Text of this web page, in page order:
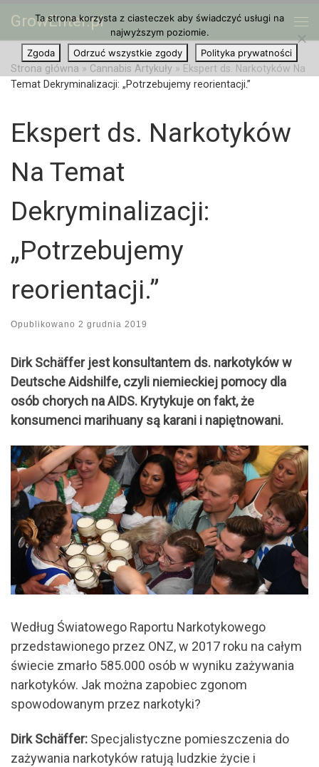
Przejdź do treści
GrowEnter.pl
Strona główna » Cannabis Artykuły » Ekspert ds. Narkotyków Na
Temat Dekryminalizacji: „Potrzebujemy reorientacji.”
Ekspert ds. Narkotyków
Na Temat
Dekryminalizacji:
„Potrzebujemy
reorientacji.”
Opublikowano 2 grudnia 2019
Dirk Schäffer jest konsultantem ds. narkotyków w
Deutsche Aidshilfe, czyli niemieckiej pomocy dla
osób chorych na AIDS. Krytykuje on fakt, że
konsumenci marihuany są karani i napiętnowani.
Według Światowego Raportu Narkotykowego
przedstawionego przez ONZ, w 2017 roku na całym
świecie zmarło 585.000 osób w wyniku zażywania
narkotyków. Jak można zapobiec zgonom
spowodowanym przez narkotyki?
Dirk Schäffer: Specjalistyczne pomieszczenia do
zażywania narkotyków ratują ludzkie życie i
Ta strona korzysta z ciasteczek aby świadczyć usługi na
najwyższym poziomie.
Zgoda
Odrzuć wszystkie zgody Polityka prywatności